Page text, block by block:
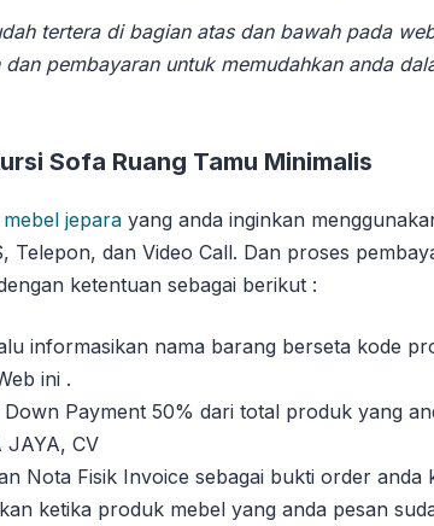
tertera di bagian atas dan bawah pada
pembayaran untuk memudahkan anda
Sofa Ruang Tamu Minimalis
mebel jepara yang anda inginkan
Telepon, dan Video Call. Dan proses
ketentuan sebagai berikut :
informasikan nama barang berseta kode
ini .
Payment 50% dari total produk yang
CV
Nota Fisik Invoice sebagai bukti order anda
ketika produk mebel yang anda pesan